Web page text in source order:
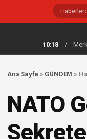
10:18
/
Ana Sayfa » GÜNDEM »
NATO